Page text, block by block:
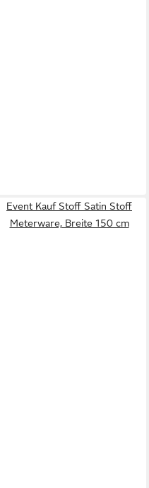
Event Kauf Stoff Satin Stoff
Meterware, Breite 150 cm